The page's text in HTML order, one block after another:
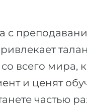
с
всего мира,
и ценят
частью